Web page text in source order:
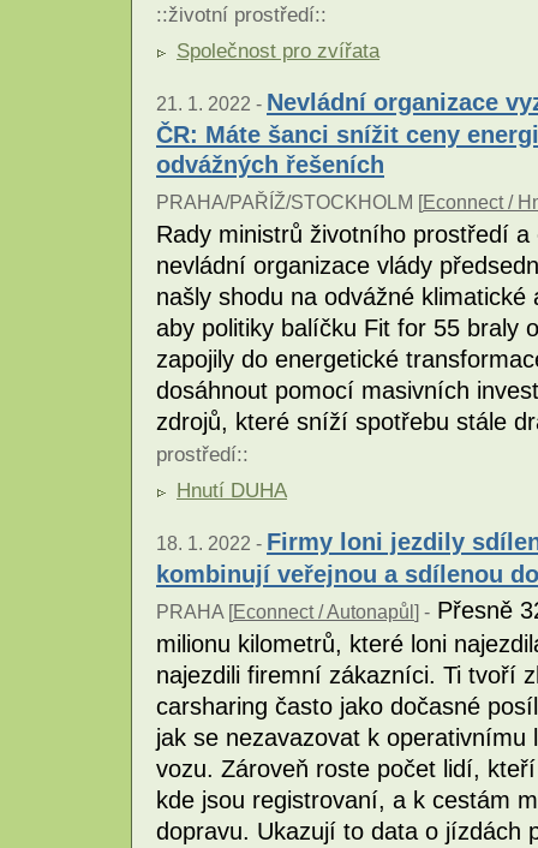
::životní prostředí::
Společnost pro zvířata
21. 1. 2022 - Nevládní organizace
ČR: Máte šanci snížit ceny
odvážných řešeních
PRAHA/PAŘÍŽ/STOCKHOLM [Econnect /
Rady ministrů životního prostředí
nevládní organizace vlády
našly shodu na odvážné
aby politiky balíčku Fit for 55 braly
zapojily do energetické
dosáhnout pomocí masivních
zdrojů, které sníží spotřebu stále
prostředí::
Hnutí DUHA
18. 1. 2022 - Firmy loni jezdily
kombinují veřejnou a sdílenou
PRAHA [Econnect / Autonapůl ] - Přesně
milionu kilometrů, které loni
najezdili firemní zákazníci. Ti tvoří
carsharing často jako dočasné
jak se nezavazovat k operativnímu
vozu. Zároveň roste počet lidí,
kde jsou registrovaní, a k cestám
dopravu. Ukazují to data o jízdách